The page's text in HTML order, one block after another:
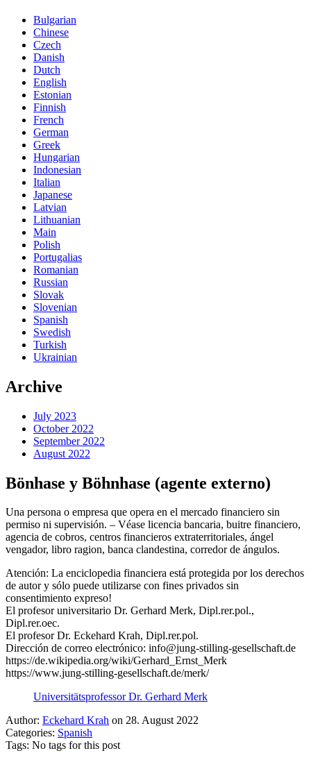
Bulgarian
Chinese
Czech
Danish
Dutch
English
Estonian
Finnish
French
German
Greek
Hungarian
Indonesian
Italian
Japanese
Latvian
Lithuanian
Main
Polish
Portugalias
Romanian
Russian
Slovak
Slovenian
Spanish
Swedish
Turkish
Ukrainian
Archive
July 2023
October 2022
September 2022
August 2022
Bönhase y Böhnhase (agente externo)
Una persona o empresa que opera en el mercado financiero sin
permiso ni supervisión. – Véase licencia bancaria, buitre financiero,
agencia de cobros, centros financieros extraterritoriales, ángel
vengador, libro ragion, banca clandestina, corredor de ángulos.
Atención: La enciclopedia financiera está protegida por los derechos
de autor y sólo puede utilizarse con fines privados sin
consentimiento expreso!
El profesor universitario Dr. Gerhard Merk, Dipl.rer.pol.,
Dipl.rer.oec.
El profesor Dr. Eckehard Krah, Dipl.rer.pol.
Dirección de correo electrónico: info@jung-stilling-gesellschaft.de
https://de.wikipedia.org/wiki/Gerhard_Ernst_Merk
https://www.jung-stilling-gesellschaft.de/merk/
Universitätsprofessor Dr. Gerhard Merk
Author: Eckehard Krah on 28. August 2022
Categories: Spanish
Tags: No tags for this post